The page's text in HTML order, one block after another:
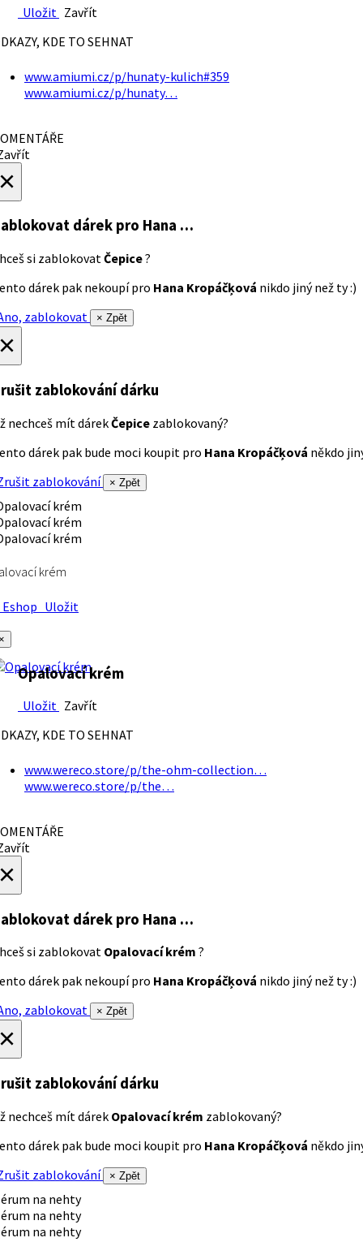
Uložit Zavřít
KDE TO SEHNAT
www.amiumi.cz/p/hunaty-kulich#359
www.amiumi.cz/p/hunaty…
dárek pro Hana …
si zablokovatČepice?
dárek pak nekoupí pro Hana Kropáčķová nikdo jiný než ty :)
zablokovat
× Zpět
zablokování dárku
nechceš mít dárekČepice zablokovaný?
dárek pak bude moci koupit pro Hana Kropáčķová někdo
zablokování
× Zpět
krém
Uložit
Opalovací krém
Uložit Zavřít
KDE TO SEHNAT
www.wereco.store/p/the-ohm-collection…
www.wereco.store/p/the…
dárek pro Hana …
si zablokovat Opalovací krém ?
dárek pak nekoupí pro Hana Kropáčķová nikdo jiný než ty :)
zablokovat
× Zpět
zablokování dárku
nechceš mít dárek Opalovací krém zablokovaný?
dárek pak bude moci koupit pro Hana Kropáčķová někdo
zablokování
× Zpět